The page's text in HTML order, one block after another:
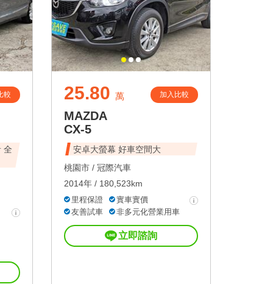
較
全
25.80 萬 加入比較
MAZDA
CX-5
安卓大螢幕 好車空間大
桃園市 / 冠際汽車
2014年 / 180,523km
里程保證
實車實價
友善試車
非多元化營業用車
立即諮詢